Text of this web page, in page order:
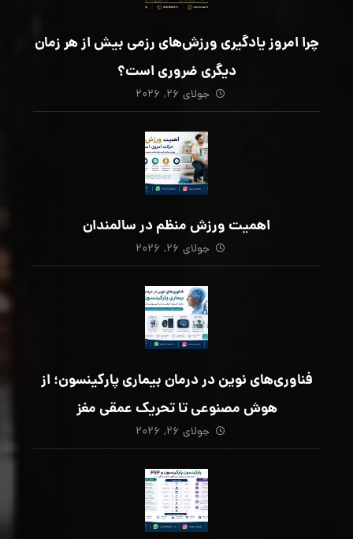
چرا امروز یادگیری ورزش‌های رزمی بیش از هر زمان
دیگری ضروری است؟
جولای ۲۶, ۲۰۲۶
اهمیت ورزش منظم در سالمندان
جولای ۲۶, ۲۰۲۶
فناوری‌های نوین در درمان بیماری پارکینسون؛ از
هوش مصنوعی تا تحریک عمقی مغز
جولای ۲۶, ۲۰۲۶